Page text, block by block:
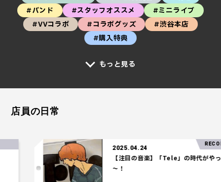
#バンド
#スタッフオススメ
#ミニライブ
#VVコラボ
#コラボグッズ
#渋谷本店
#購入特典
もっと見る
店員の日常
2025.04.24
【注目の音楽】「Tele」の時代がやってきた
～！
RECOMMEND!